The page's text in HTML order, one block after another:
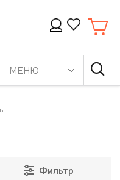
МЕНЮ
Фильтр